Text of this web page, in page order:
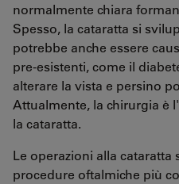
normalmente chiara
Spesso, la cataratta si
potrebbe anche essere
pre-esistenti, come il
alterare la vista e persino
Attualmente, la chirurgia è
la cataratta.
Le operazioni alla
procedure oftalmiche più